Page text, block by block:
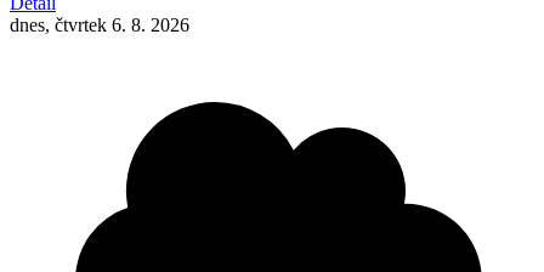
dnes, čtvrtek 6. 8. 2026